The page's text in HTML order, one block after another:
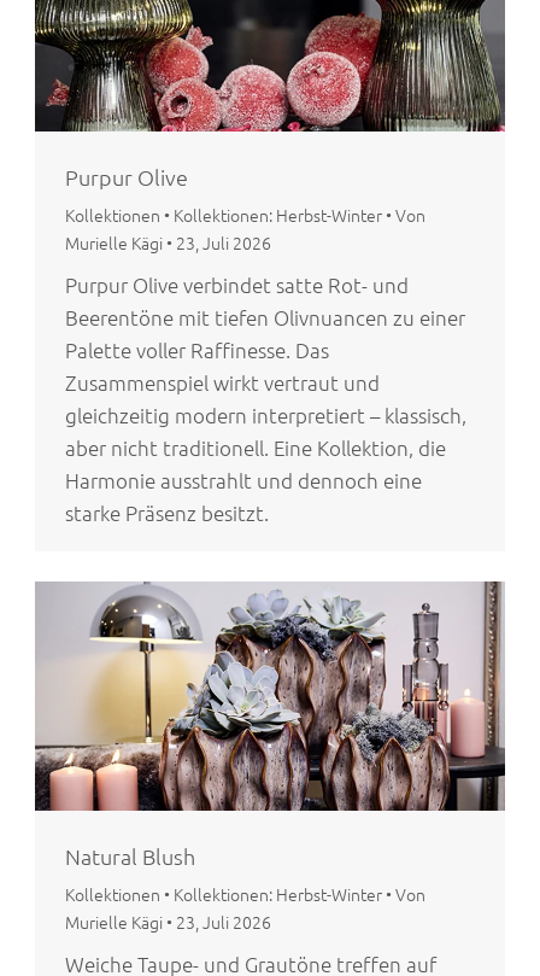
Purpur Olive
Kollektionen • Kollektionen: Herbst-Winter •Von
Murielle Kägi • 23, Juli 2026
Purpur Olive verbindet satte Rot- und
Beerentöne mit tiefen Olivnuancen zu einer
Palette voller Raffinesse. Das
Zusammenspiel wirkt vertraut und
gleichzeitig modern interpretiert – klassisch,
aber nicht traditionell. Eine Kollektion, die
Harmonie ausstrahlt und dennoch eine
starke Präsenz besitzt.
Natural Blush
Kollektionen • Kollektionen: Herbst-Winter •Von
Murielle Kägi • 23, Juli 2026
Weiche Taupe- und Grautöne treffen auf